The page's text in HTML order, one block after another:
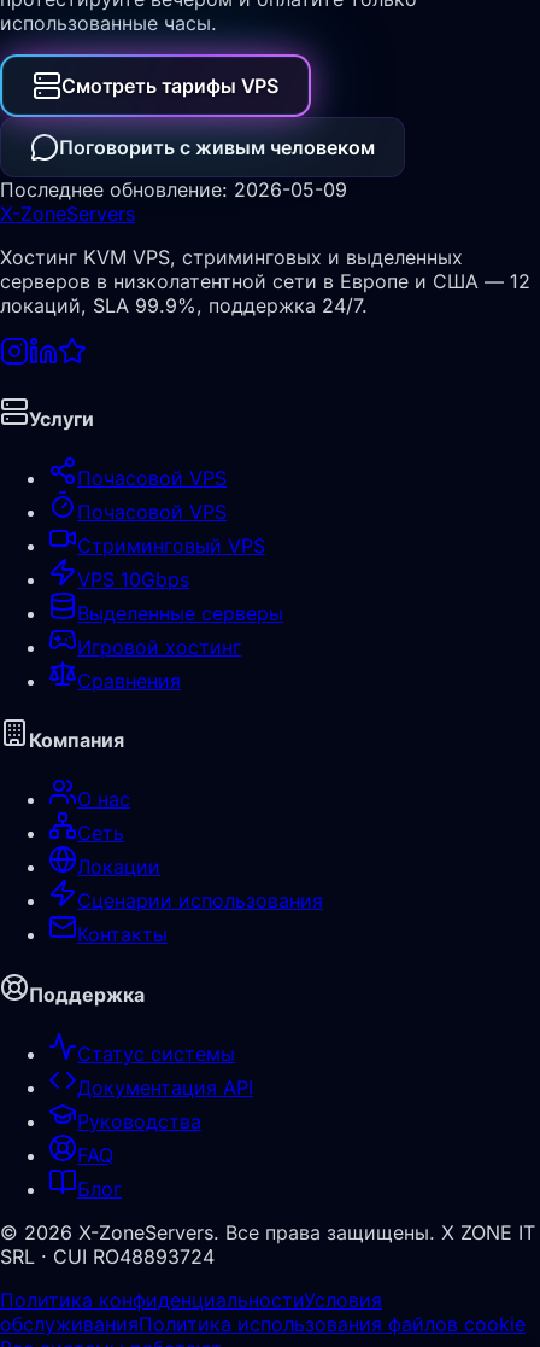
использованные часы.
Смотреть тарифы VPS
Поговорить с живым человеком
Последнее обновление: 2026-05-09
X-ZoneServers
Хостинг KVM VPS, стриминговых и выделенных
серверов в низколатентной сети в Европе и США — 12
локаций, SLA 99.9%, поддержка 24/7.
Услуги
Почасовой VPS
Почасовой VPS
Стриминговый VPS
VPS 10Gbps
Выделенные серверы
Игровой хостинг
Сравнения
Компания
О нас
Сеть
Локации
Сценарии использования
Контакты
Поддержка
Статус системы
Документация API
Руководства
FAQ
Блог
© 2026 X-ZoneServers. Все права защищены. X ZONE IT
SRL · CUI RO48893724
Политика конфиденциальностиУсловия
обслуживанияПолитика использования файлов cookie